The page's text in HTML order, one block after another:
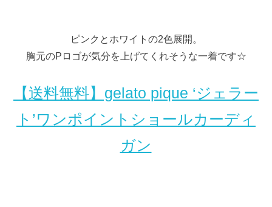
ピンクとホワイトの2色展開。
胸元のPロゴが気分を上げてくれそうな一着です☆
【送料無料】gelato pique ‘ジェラー
ト’ワンポイントショールカーディ
ガン